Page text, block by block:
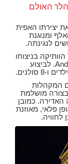
מאהלר האולם
יצירתו האפית
ומנוגנת
לנגינתה.
התזמורת בקונצרט היתה תזמורת Tonkünstler הוותיקה בניצוחו
של המנצח הקולומביאני Andrés Orozco-Estrada. לביצוע
המקהלות
מושלמת
האדירה. כמובן
פלאי, מאוזנת
לחוויה.